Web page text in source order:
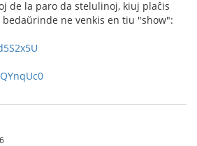
de la paro da stelulinoj, kiuj plaĉis
ne venkis en tiu "show":